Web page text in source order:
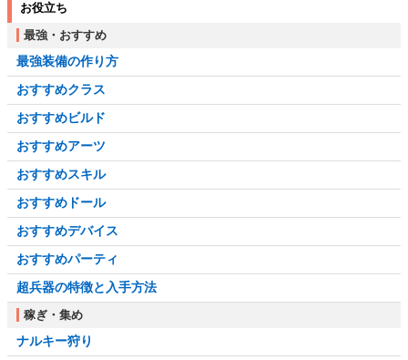
お役立ち
最強・おすすめ
最強装備の作り方
おすすめクラス
おすすめビルド
おすすめアーツ
おすすめスキル
おすすめドール
おすすめデバイス
おすすめパーティ
超兵器の特徴と入手方法
稼ぎ・集め
ナルキー狩り